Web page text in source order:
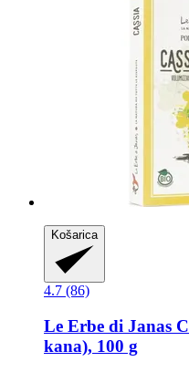
Košarica
4.7 (86)
Le Erbe di Janas
kana), 100 g